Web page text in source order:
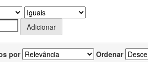
por Ordenar